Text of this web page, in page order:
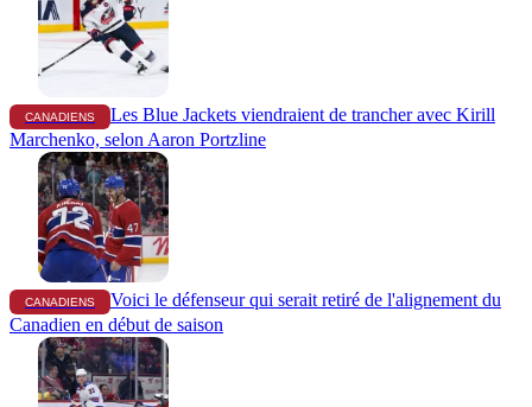
CANADIENS
Les Blue Jackets viendraient de trancher avec Kirill
Marchenko, selon Aaron Portzline
CANADIENS
Voici le défenseur qui serait retiré de l'alignement du
Canadien en début de saison